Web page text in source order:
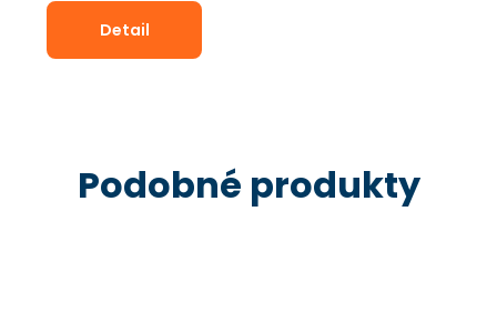
Detail
Podobné produkty